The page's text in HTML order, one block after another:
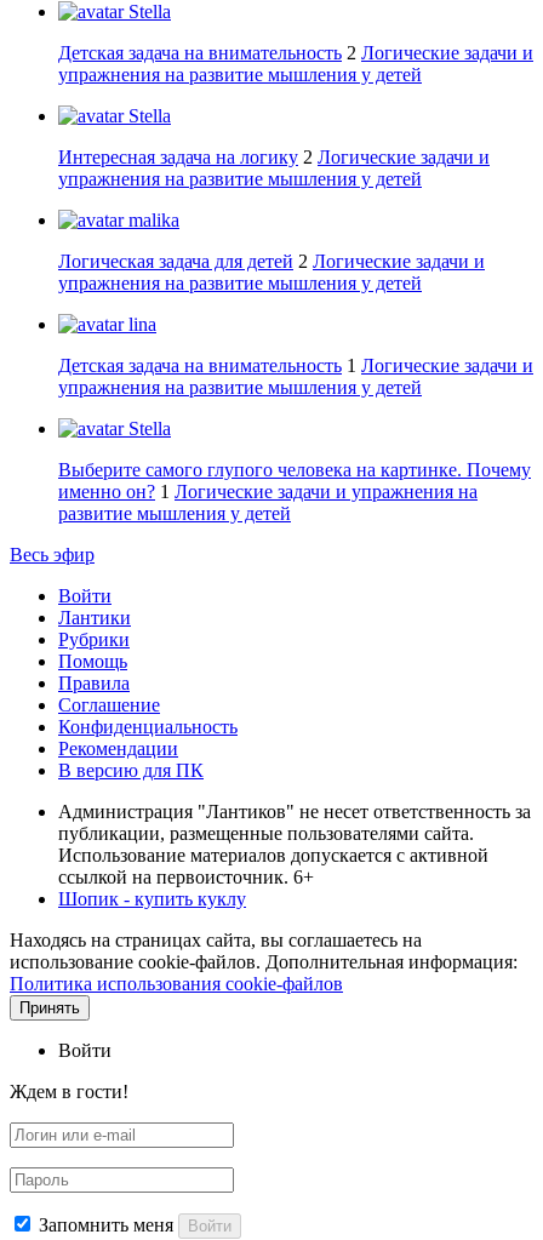
Stella
Детская задача на внимательность 2 Логические задачи и
упражнения на развитие мышления у детей
Stella
Интересная задача на логику 2 Логические задачи и
упражнения на развитие мышления у детей
malika
Логическая задача для детей 2 Логические задачи и
упражнения на развитие мышления у детей
lina
Детская задача на внимательность 1 Логические задачи и
упражнения на развитие мышления у детей
Stella
Выберите самого глупого человека на картинке. Почему
именно он? 1 Логические задачи и упражнения на
развитие мышления у детей
Весь эфир
Войти
Лантики
Рубрики
Помощь
Правила
Соглашение
Конфиденциальность
Рекомендации
В версию для ПК
Администрация "Лантиков" не несет ответственность за
публикации, размещенные пользователями сайта.
Использование материалов допускается с активной
ссылкой на первоисточник. 6+
Шопик - купить куклу
Находясь на страницах сайта, вы соглашаетесь на
использование cookie-файлов. Дополнительная информация:
Политика использования cookie-файлов
Принять
Войти
Ждем в гости!
Запомнить меня Войти